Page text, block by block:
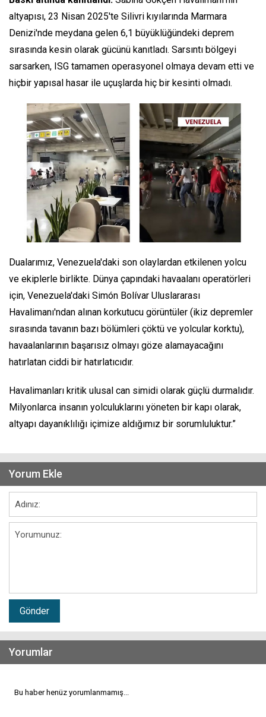
altyapısı, 23 Nisan 2025'te Silivri kıyılarında Marmara
Denizi'nde meydana gelen 6,1 büyüklüğündeki deprem
sırasında kesin olarak gücünü kanıtladı. Sarsıntı bölgeyi
sarsarken, ISG tamamen operasyonel olmaya devam etti ve
hiçbir yapısal hasar ile uçuşlarda hiç bir kesinti olmadı.
Dualarımız, Venezuela'daki son olaylardan etkilenen yolcu
ve ekiplerle birlikte. Dünya çapındaki havaalanı operatörleri
için, Venezuela'daki Simón Bolívar Uluslararası
Havalimanı'ndan alınan korkutucu görüntüler (ikiz depremler
sırasında tavanın bazı bölümleri çöktü ve yolcular korktu),
havaalanlarının başarısız olmayı göze alamayacağını
hatırlatan ciddi bir hatırlatıcıdır.
Havalimanları kritik ulusal can simidi olarak güçlü durmalıdır.
Milyonlarca insanın yolculuklarını yöneten bir kapı olarak,
altyapı dayanıklılığı içimize aldığımız bir sorumluluktur.”
Yorum Ekle
Gönder
Yorumlar
Bu haber henüz yorumlanmamış...